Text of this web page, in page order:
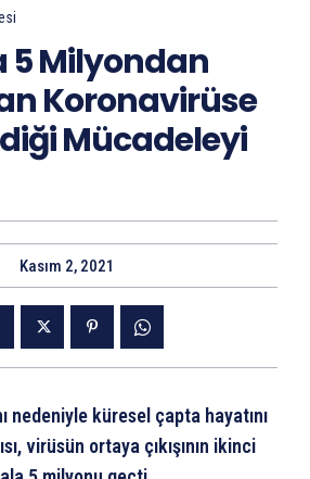
5 Milyondan
Koronavirüse
Mücadeleyi
Kasım 2, 2021
nedeniyle küresel çapta hayatını
virüsün ortaya çıkışının ikinci